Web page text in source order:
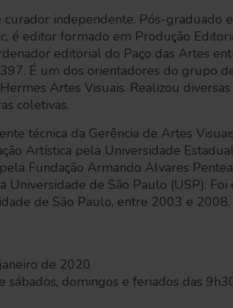
independente. Pós-graduado
é editor formado em Produção
editorial do Paço das Artes
É um dos orientadores do grupo
Artes Visuais. Realizou
coletivas.
técnica da Gerência de Artes
Artística pela Universidade
Fundação Armando Alvares
de São Paulo (USP). Foi
de São Paulo, entre 2003 e 2008.
de 2020
sábados, domingos e feriados das